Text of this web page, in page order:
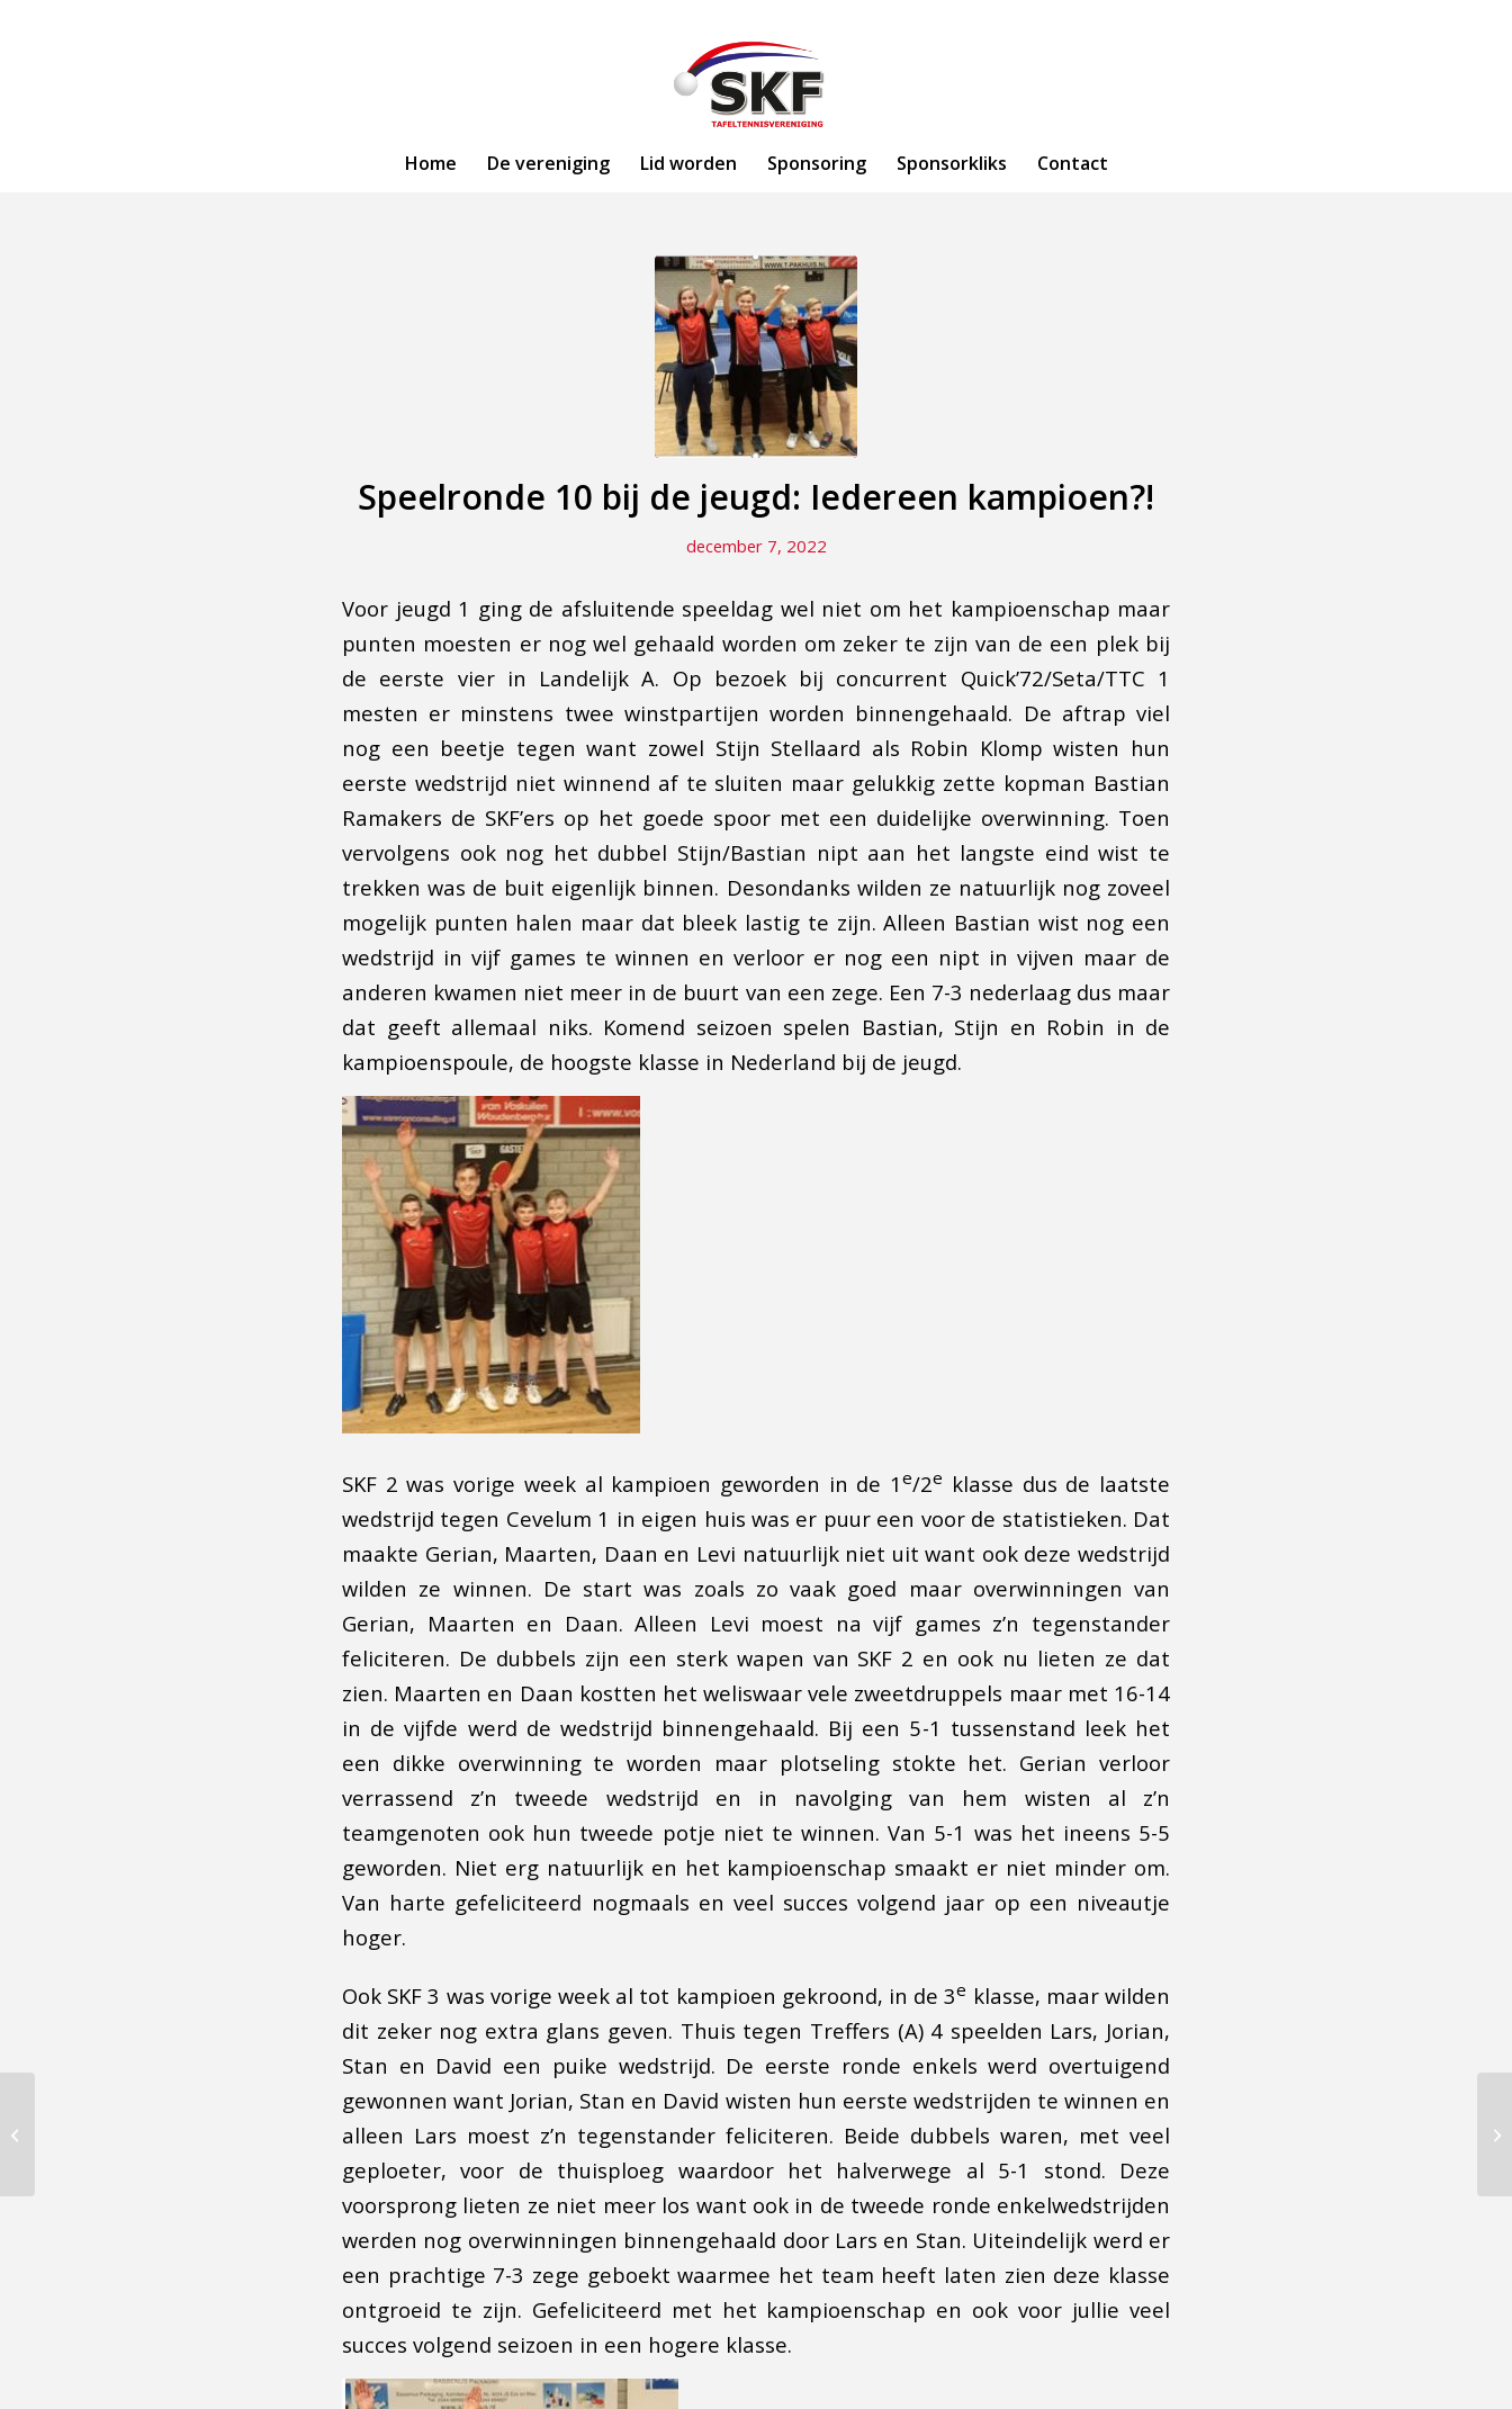
Home De vereniging Lid worden Sponsoring Sponsorkliks Contact
Speelronde 10 bij de jeugd: Iedereen kampioen?!
december 7, 2022
Voor jeugd 1 ging de afsluitende speeldag wel niet om het kampioenschap maar
punten moesten er nog wel gehaald worden om zeker te zijn van de een plek bij
de eerste vier in Landelijk A. Op bezoek bij concurrent Quick’72/Seta/TTC 1
mesten er minstens twee winstpartijen worden binnengehaald. De aftrap viel
nog een beetje tegen want zowel Stijn Stellaard als Robin Klomp wisten hun
eerste wedstrijd niet winnend af te sluiten maar gelukkig zette kopman Bastian
Ramakers de SKF’ers op het goede spoor met een duidelijke overwinning. Toen
vervolgens ook nog het dubbel Stijn/Bastian nipt aan het langste eind wist te
trekken was de buit eigenlijk binnen. Desondanks wilden ze natuurlijk nog zoveel
mogelijk punten halen maar dat bleek lastig te zijn. Alleen Bastian wist nog een
wedstrijd in vijf games te winnen en verloor er nog een nipt in vijven maar de
anderen kwamen niet meer in de buurt van een zege. Een 7-3 nederlaag dus maar
dat geeft allemaal niks. Komend seizoen spelen Bastian, Stijn en Robin in de
kampioenspoule, de hoogste klasse in Nederland bij de jeugd.
SKF 2 was vorige week al kampioen geworden in de 1e/2e klasse dus de laatste
wedstrijd tegen Cevelum 1 in eigen huis was er puur een voor de statistieken. Dat
maakte Gerian, Maarten, Daan en Levi natuurlijk niet uit want ook deze wedstrijd
wilden ze winnen. De start was zoals zo vaak goed maar overwinningen van
Gerian, Maarten en Daan. Alleen Levi moest na vijf games z’n tegenstander
feliciteren. De dubbels zijn een sterk wapen van SKF 2 en ook nu lieten ze dat
zien. Maarten en Daan kostten het weliswaar vele zweetdruppels maar met 16-14
in de vijfde werd de wedstrijd binnengehaald. Bij een 5-1 tussenstand leek het
een dikke overwinning te worden maar plotseling stokte het. Gerian verloor
verrassend z’n tweede wedstrijd en in navolging van hem wisten al z’n
teamgenoten ook hun tweede potje niet te winnen. Van 5-1 was het ineens 5-5
geworden. Niet erg natuurlijk en het kampioenschap smaakt er niet minder om.
Van harte gefeliciteerd nogmaals en veel succes volgend jaar op een niveautje
hoger.
Ook SKF 3 was vorige week al tot kampioen gekroond, in de 3e klasse, maar wilden
dit zeker nog extra glans geven. Thuis tegen Treffers (A) 4 speelden Lars, Jorian,
Stan en David een puike wedstrijd. De eerste ronde enkels werd overtuigend
gewonnen want Jorian, Stan en David wisten hun eerste wedstrijden te winnen en
alleen Lars moest z’n tegenstander feliciteren. Beide dubbels waren, met veel
geploeter, voor de thuisploeg waardoor het halverwege al 5-1 stond. Deze
voorsprong lieten ze niet meer los want ook in de tweede ronde enkelwedstrijden
werden nog overwinningen binnengehaald door Lars en Stan. Uiteindelijk werd er
een prachtige 7-3 zege geboekt waarmee het team heeft laten zien deze klasse
ontgroeid te zijn. Gefeliciteerd met het kampioenschap en ook voor jullie veel
succes volgend seizoen in een hogere klasse.